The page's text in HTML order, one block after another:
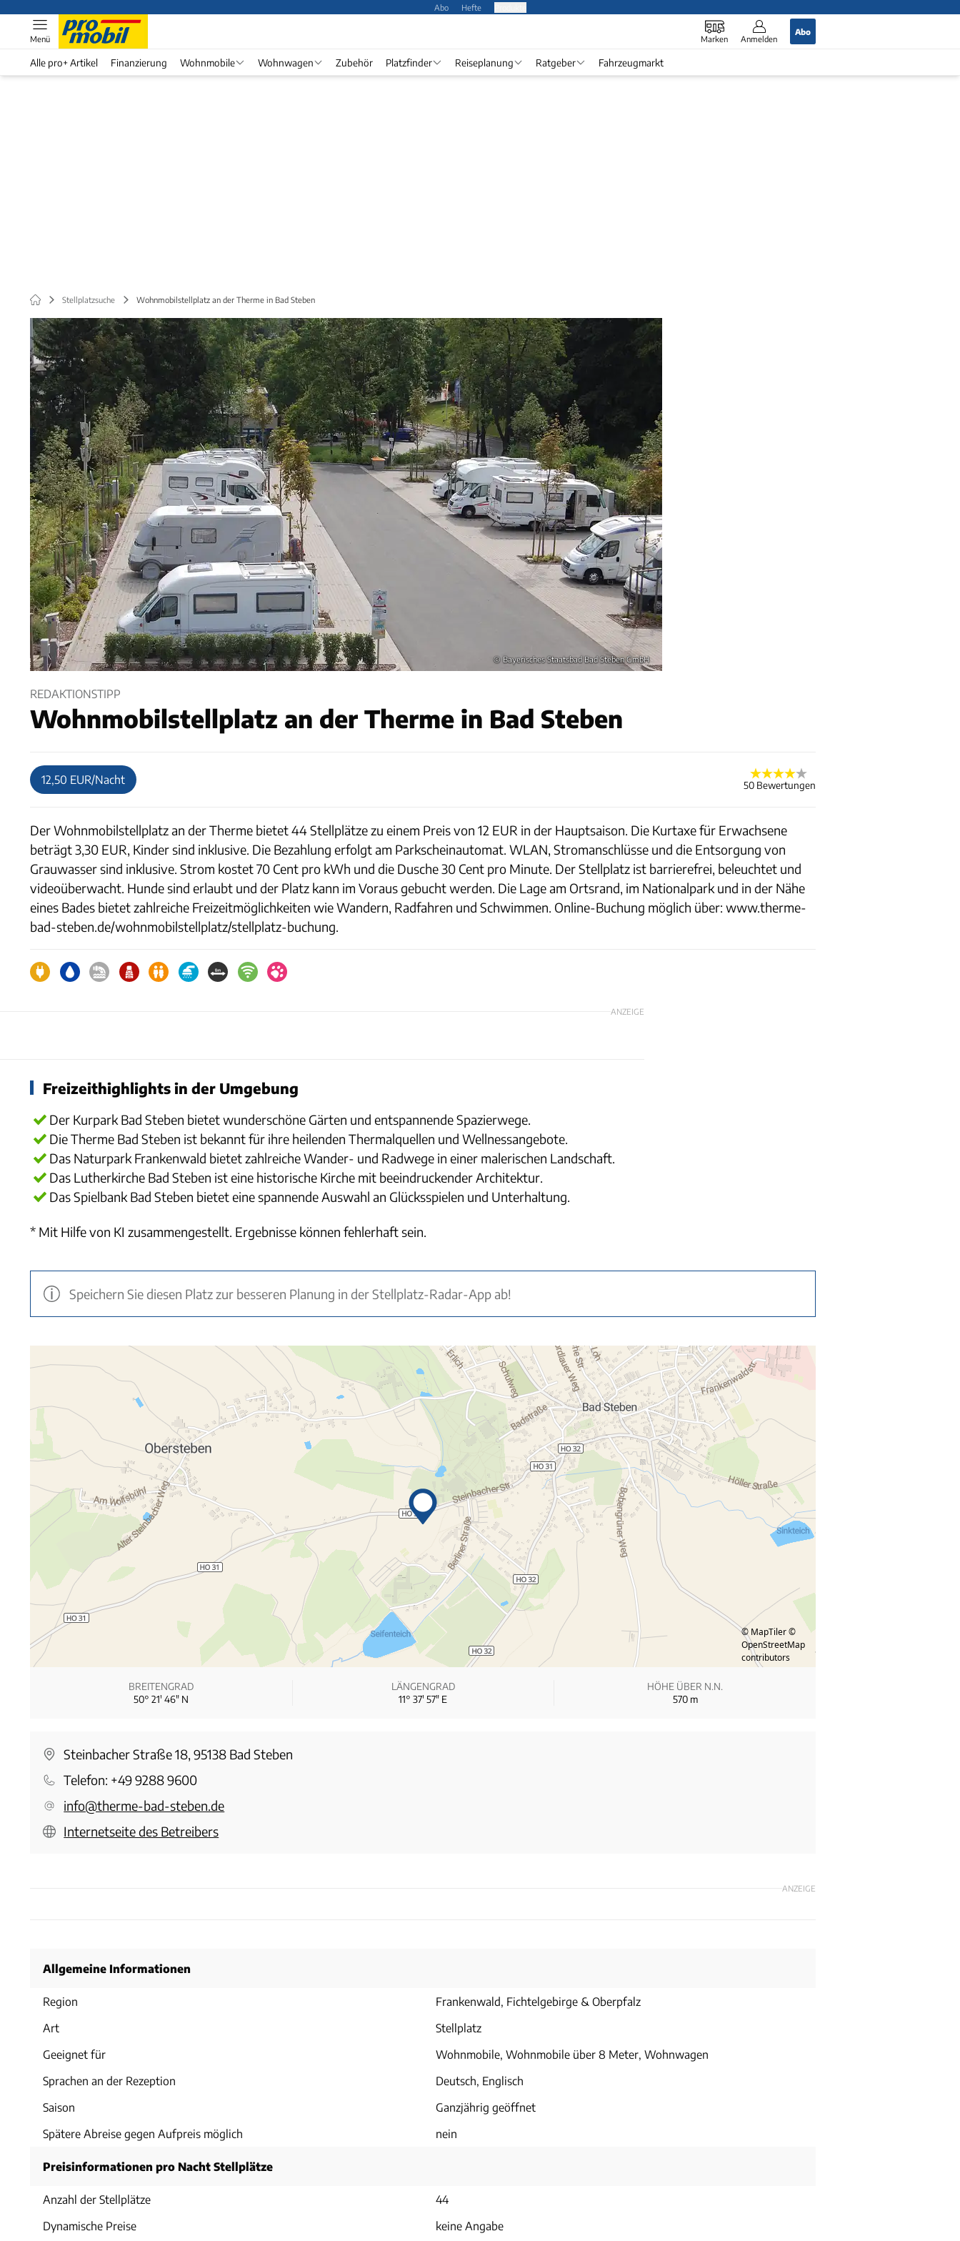
Abo Hefte
Marken Anmelden
Abo
Menü
Alle pro+ Artikel Finanzierung Wohnmobile Wohnwagen Zubehör Platzfinder Reiseplanung Ratgeber Fahrzeugmarkt
Stellplatzsuche Wohnmobilstellplatz an der Therme in Bad Steben
© Bayerisches Staatsbad Bad Steben GmbH
REDAKTIONSTIPP
Wohnmobilstellplatz an der Therme in Bad Steben
12,50 EUR/Nacht 50 Bewertungen
Der Wohnmobilstellplatz an der Therme bietet 44 Stellplätze zu einem Preis von 12 EUR in der Hauptsaison. Die Kurtaxe für Erwachsene
beträgt 3,30 EUR, Kinder sind inklusive. Die Bezahlung erfolgt am Parkscheinautomat. WLAN, Stromanschlüsse und die Entsorgung von
Grauwasser sind inklusive. Strom kostet 70 Cent pro kWh und die Dusche 30 Cent pro Minute. Der Stellplatz ist barrierefrei, beleuchtet und
videoüberwacht. Hunde sind erlaubt und der Platz kann im Voraus gebucht werden. Die Lage am Ortsrand, im Nationalpark und in der Nähe
eines Bades bietet zahlreiche Freizeitmöglichkeiten wie Wandern, Radfahren und Schwimmen. Online-Buchung möglich über: www.therme-
bad-steben.de/wohnmobilstellplatz/stellplatz-buchung.
ANZEIGE
Freizeithighlights in der Umgebung
Der Kurpark Bad Steben bietet wunderschöne Gärten und entspannende Spazierwege.
Die Therme Bad Steben ist bekannt für ihre heilenden Thermalquellen und Wellnessangebote.
Das Naturpark Frankenwald bietet zahlreiche Wander- und Radwege in einer malerischen Landschaft.
Das Lutherkirche Bad Steben ist eine historische Kirche mit beeindruckender Architektur.
Das Spielbank Bad Steben bietet eine spannende Auswahl an Glücksspielen und Unterhaltung.
* Mit Hilfe von KI zusammengestellt. Ergebnisse können fehlerhaft sein.
Speichern Sie diesen Platz zur besseren Planung in der Stellplatz-Radar-App ab!
© MapTiler ©
OpenStreetMap
contributors
BREITENGRAD
50° 21′ 46″ N
LÄNGENGRAD
11° 37′ 57″ E
HÖHE ÜBER N.N.
570m
Steinbacher Straße 18, 95138 Bad Steben
Telefon: +49 9288 9600
info@therme-bad-steben.de
Internetseite des Betreibers
ANZEIGE
Allgemeine Informationen
Region
Frankenwald, Fichtelgebirge & Oberpfalz
Art
Stellplatz
Geeignet für
Wohnmobile, Wohnmobile über 8 Meter, Wohnwagen
Sprachen an der Rezeption
Deutsch, Englisch
Saison
Ganzjährig geöffnet
Spätere Abreise gegen Aufpreis möglich
nein
Preisinformationen pro Nacht Stellplätze
Anzahl der Stellplätze
44
Dynamische Preise
keine Angabe